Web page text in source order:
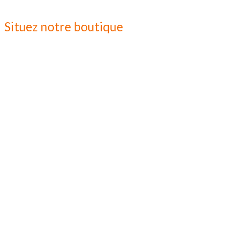
Situez notre boutique